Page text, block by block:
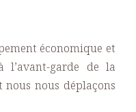
économique et
l’avant-garde de la
nous déplaçons